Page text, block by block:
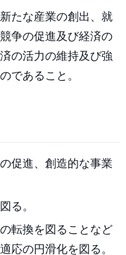
たな産業の創出、就
争の促進及び経済の
の活力の維持及び強
であること。
促進、創造的な事業
る。
転換を図ることなど
応の円滑化を図る。